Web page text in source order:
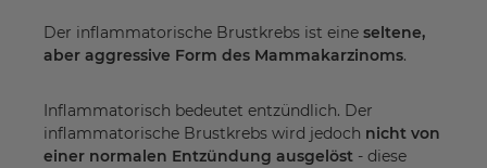
Der inflammatorische Brustkrebs ist eine seltene,
aber aggressive Form des Mammakarzinoms.
Inflammatorisch bedeutet entzündlich. Der
inflammatorische Brustkrebs wird jedoch nicht von
einer normalen Entzündung ausgelöst - diese